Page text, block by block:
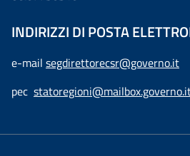
INDIRIZZI DI POSTA
e-mail segdirettorecsr@governo.it
pec